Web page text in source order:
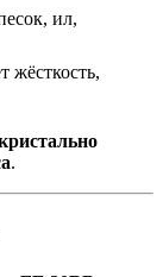
ил,
жёсткость,
.